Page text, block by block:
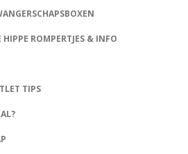
ROMPERTJES & INFO
TIPS